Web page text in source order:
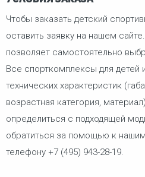
Чтобы заказать детский
оставить заявку на нашем
позволяет самостоятельно
Все спорткомплексы для детей
технических характеристик
возрастная категория,
определиться с подходящей
обратиться за помощью к
телефону +7 (495) 943-28-19.